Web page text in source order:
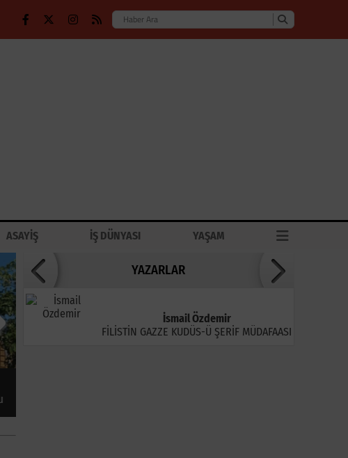
ASAYİŞ İŞ DÜNYASI YAŞAM
YAZARLAR
İsmail Özdemir
FİLİSTİN GAZZE KUDÜS-Ü ŞERİF MÜDAFAASI